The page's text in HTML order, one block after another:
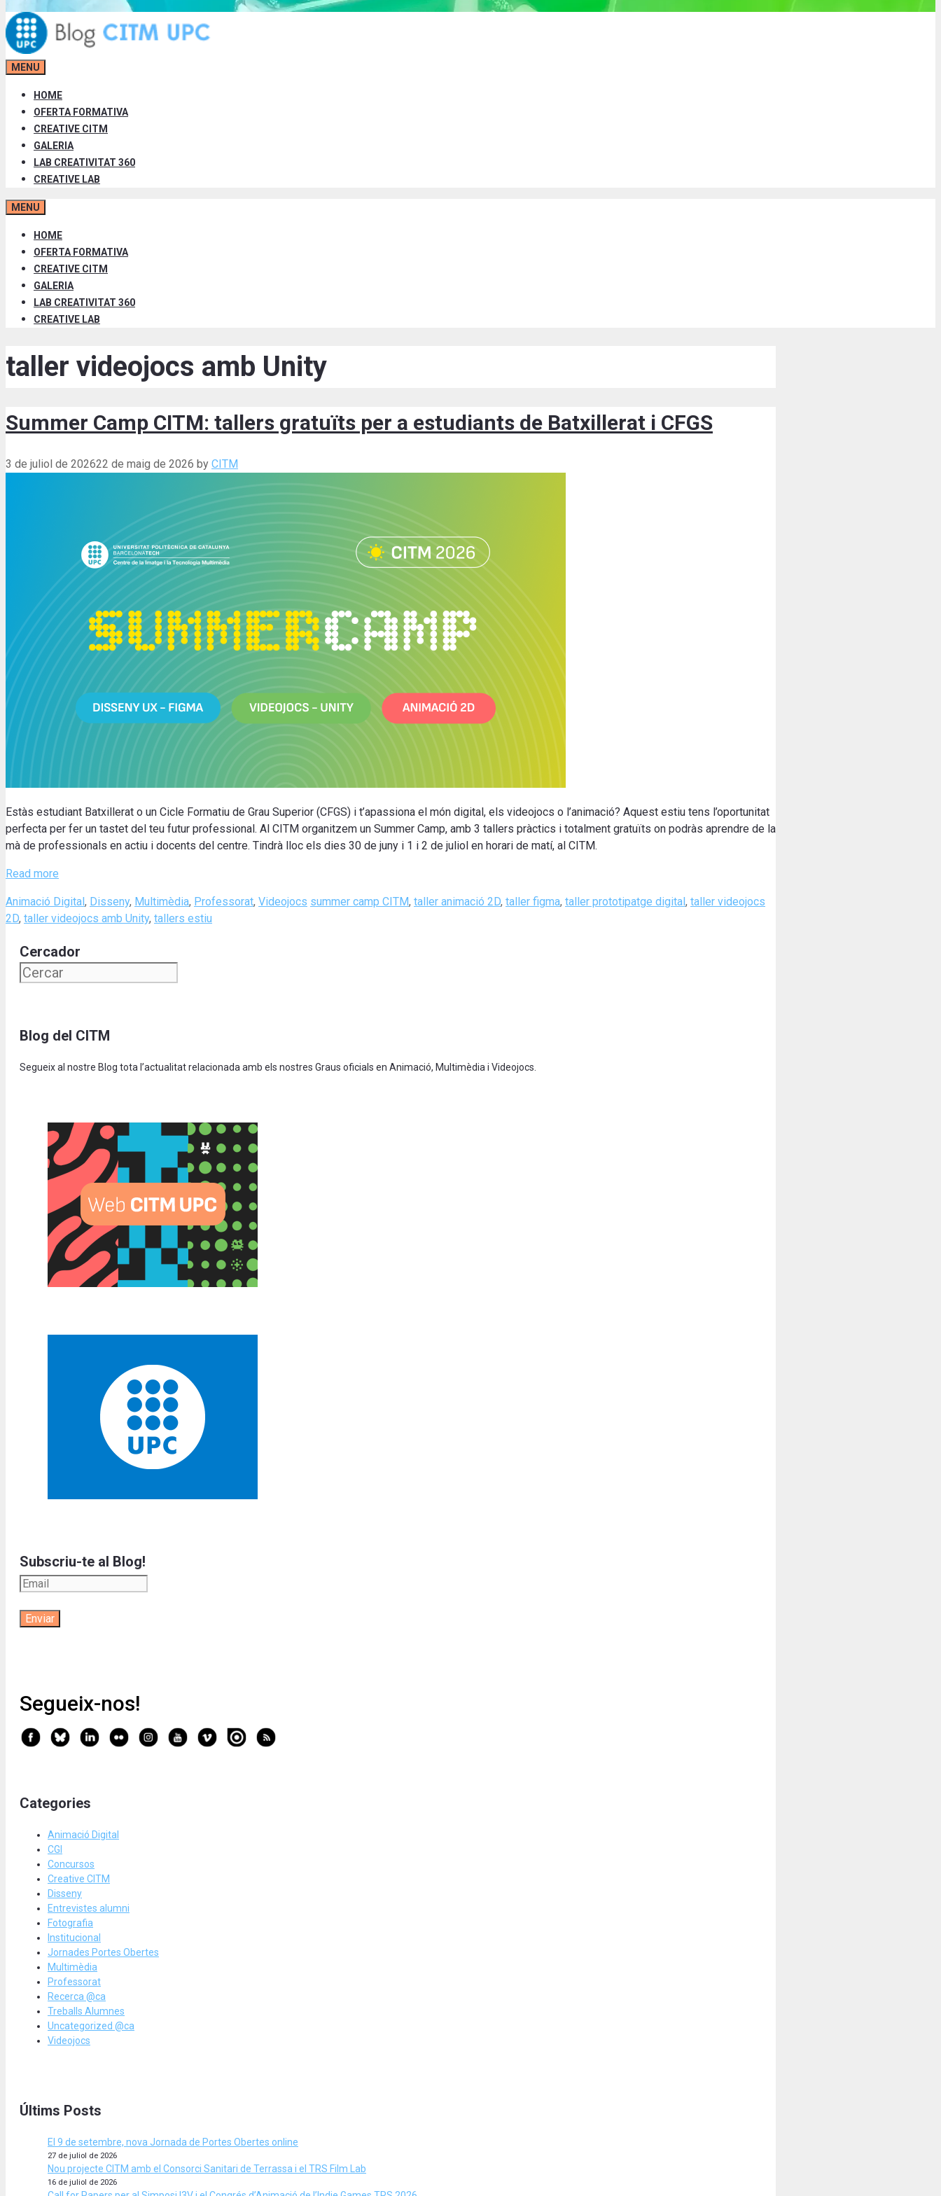
MENU
HOME
OFERTA FORMATIVA
CREATIVE CITM
GALERIA
LAB CREATIVITAT 360
CREATIVE LAB
MENU
HOME
OFERTA FORMATIVA
CREATIVE CITM
GALERIA
LAB CREATIVITAT 360
CREATIVE LAB
taller videojocs amb Unity
Summer Camp CITM: tallers gratuïts per a estudiants de Batxillerat i CFGS
3 de juliol de 202622 de maig de 2026 by CITM
Estàs estudiant Batxillerat o un Cicle Formatiu de Grau Superior (CFGS) i t’apassiona el món digital, els videojocs o l’animació? Aquest estiu tens l’oportunitat
perfecta per fer un tastet del teu futur professional. Al CITM organitzem un Summer Camp, amb 3 tallers pràctics i totalment gratuïts on podràs aprendre de la
mà de professionals en actiu i docents del centre. Tindrà lloc els dies 30 de juny i 1 i 2 de juliol en horari de matí, al CITM.
Read more
Categories
Animació Digital, Disseny, Multimèdia, Professorat, Videojocs Tags
summer camp CITM, taller animació 2D, taller figma, taller prototipatge digital, taller videojocs
2D, taller videojocs amb Unity, tallers estiu
Cercador
Blog del CITM
Segueix al nostre Blog tota l’actualitat relacionada amb els nostres Graus oficials en Animació, Multimèdia i Videojocs.
Subscriu-te al Blog!
Segueix-nos!
Categories
Animació Digital
CGI
Concursos
Creative CITM
Disseny
Entrevistes alumni
Fotografia
Institucional
Jornades Portes Obertes
Multimèdia
Professorat
Recerca @ca
Treballs Alumnes
Uncategorized @ca
Videojocs
Últims Posts
El 9 de setembre, nova Jornada de Portes Obertes online
27 de juliol de 2026
Nou projecte CITM amb el Consorci Sanitari de Terrassa i el TRS Film Lab
16 de juliol de 2026